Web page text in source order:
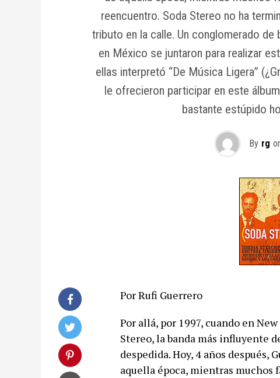
reencuentro. Soda Stereo no ha
tributo en la calle. Un conglomerado
en México se juntaron para realizar
ellas interpretó “De Música Ligera”
le ofrecieron participar en este
bastante estúpido
By rg
Por Rufi Guerrero
Por allá, por 1997, cuando en
Stereo, la banda más influyente
despedida. Hoy, 4 años
aquella época, mientras muchos